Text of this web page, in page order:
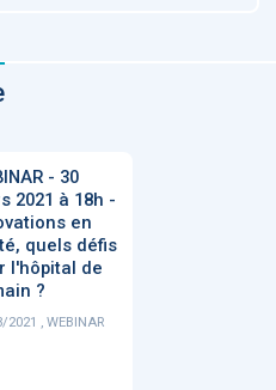
- 30
2021 à 18h -
en
quels défis
l'hôpital de
?
2021 , WEBINAR